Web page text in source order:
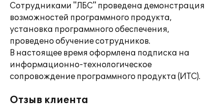
Сотрудниками "ЛБС" проведена демонстрация
возможностей программного продукта,
установка программного обеспечения,
проведено обучение сотрудников.
В настоящее время оформлена подписка на
информационно-технологическое
сопровождение программного продукта (ИТС).
Отзыв клиента